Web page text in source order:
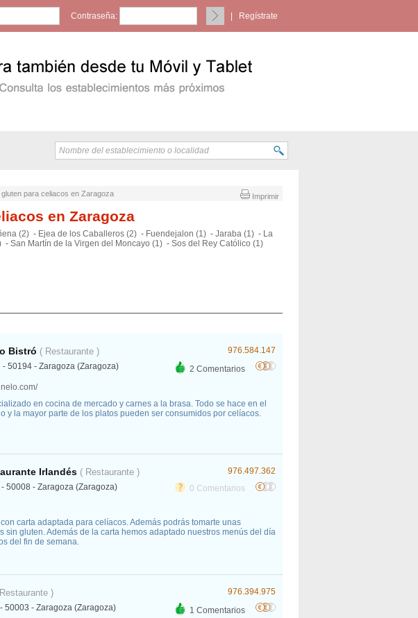
Contraseña: Regístrate
Imprimir
para celiacos en Zaragoza
en Zaragoza
(2) - Ejea de los Caballeros (2) - Fuendejalon (1) - Jaraba (1) - La
- San Martín de la Virgen del Moncayo (1) - Sos del Rey Católico (1)
976.584.147
Bistró ( Restaurante )
2 Comentarios
- 50194 - Zaragoza (Zaragoza)
en cocina de mercado y carnes a la brasa. Todo se hace en el
y la mayor parte de los platos pueden ser consumidos por celíacos.
976.497.362
Irlandés ( Restaurante )
0 Comentarios
50008 - Zaragoza (Zaragoza)
carta adaptada para celíacos. Además podrás tomarte unas
sin gluten. Además de la carta hemos adaptado nuestros menús del día
del fin de semana.
976.394.975
)
1 Comentarios
50003 - Zaragoza (Zaragoza)